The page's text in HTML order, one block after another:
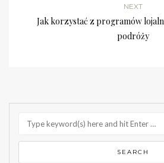
NEXT
Jak korzystać z programów
podróży